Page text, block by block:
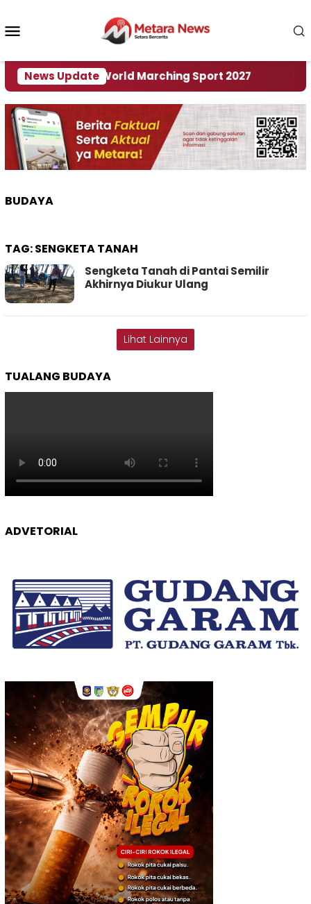
konten
News Update
Rumah World Marching Sport 2027 ‎Soal
BUDAYA
TAG:SENGKETA TANAH
Sengketa Tanah di Pantai Semilir
Akhirnya Diukur Ulang
Lihat Lainnya
TUALANG BUDAYA
ADVETORIAL